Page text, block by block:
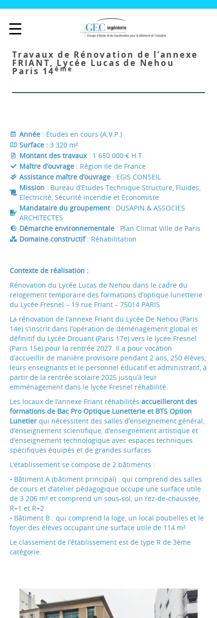
Travaux de Rénovation de l’annexe
FRIANT, Lycée Lucas de Nehou
Paris 14ème
Année : Etudes en cours (A.V.P.)
Surface : 3 320 m²
Montant des travaux: 1 650 000 € H.T.
Maître d’ouvrage : Région Ile de France
Assistance maître d’ouvrage : EGIS CONSEIL
Mission : Bureau d’Etudes Technique Structure, Fluides,
Electricité, Sécurité incendie et Economiste
Mandataire du groupement: DUSAPIN & ASSOCIES
ARCHITECTES
Démarche environnementale : Plan Climat Ville de Paris
Domaine constructif : Réhabilitation
Contexte de réalisation :
Rénovation du Lycée Lucas de Nehou dans le cadre du
relogement temporaire des formations d’optique lunetterie
du Lycée Fresnel – 19 rue Friant – 75014 PARIS
La rénovation de l’annexe Friant du Lycée De Nehou (Paris
14e) s’inscrit dans l’opération de déménagement global et
définitif du Lycée Drouant (Paris 17e) vers le lycée Fresnel
(Paris 15e) pour la rentrée 2027. Il a pour vocation
d’accueillir de manière provisoire pendant 2 ans, 250 élèves,
leurs enseignants et le personnel éducatif et administratif, à
partir de la rentrée scolaire 2025 jusqu’à leur
emménagement dans le lycée Fresnel réhabilité.
Les locaux de l’annexe Friant réhabilités accueilleront des
formations de Bac Pro Optique Lunetterie et BTS Option
Lunetier qui nécessitent des salles d’enseignement général,
d’enseignement scientifique, d’enseignement artistique et
d’enseignement technologique avec espaces techniques
spécifiques équipés et de grandes surfaces
L’établissement se compose de 2 bâtiments :
• Bâtiment A (bâtiment principal) : qui comprend des salles
de cours et d’atelier pédagogique occupe une surface utile
de 3 206 m² et comprend un sous-sol, un rez-de-chaussée,
R+1 et R+2
• Bâtiment B : qui comprend la loge, un local poubelles et le
foyer des élèves occupant une surface utile de 114 m²
Le classement de l’établissement est de type R de 3ème
catégorie.